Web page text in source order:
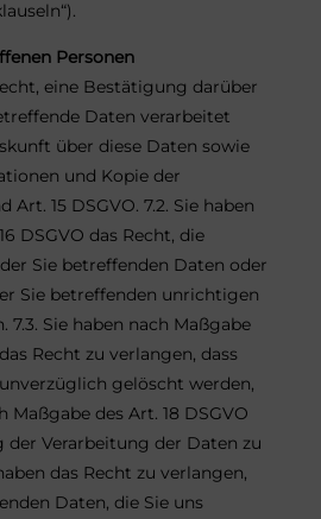
Personen
eine Bestätigung darüber
Daten verarbeitet
über diese Daten sowie
und Kopie der
Art. 15 DSGVO. 7.2. Sie haben
DSGVO das Recht, die
Sie betreffenden Daten oder
Sie betreffenden unrichtigen
7.3. Sie haben nach Maßgabe
Recht zu verlangen, dass
gelöscht werden,
Maßgabe des Art. 18 DSGVO
der Verarbeitung der Daten zu
das Recht zu verlangen,
Daten, die Sie uns